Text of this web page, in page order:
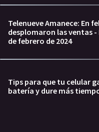
Telenueve Amanece: En
desplomaron las ventas -
de febrero de 2024
Tips para que tu celular
batería y dure más